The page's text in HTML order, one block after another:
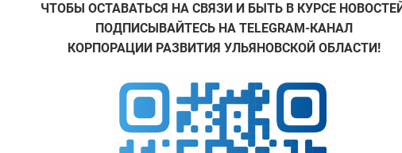
погонажных изделий из древесно-полимерного композита.
сегодня широко применяется для благоустройства
это и грядочные, заборные доски, фасадные панели,
Среди основных преимуществ долговечность,
производство без добавления вторичного сырья,
под условия заказчика.
ЧТОБЫ ОСТАВАТЬСЯ НА СВЯЗИ И БЫТЬ В КУРСЕ
ПОДПИСЫВАЙТЕСЬ НА TELEGRAM-КАНАЛ
КОРПОРАЦИИ РАЗВИТИЯ УЛЬЯНОВСКОЙ ОБЛАСТИ!